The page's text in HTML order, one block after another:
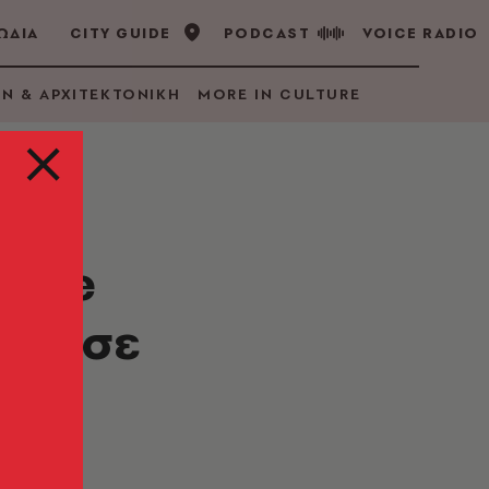
CITY GUIDE PODCAST VOICE RADIO
& ΑΡΧΙΤΕΚΤΟΝΙΚΗ MORE IN CULTURE